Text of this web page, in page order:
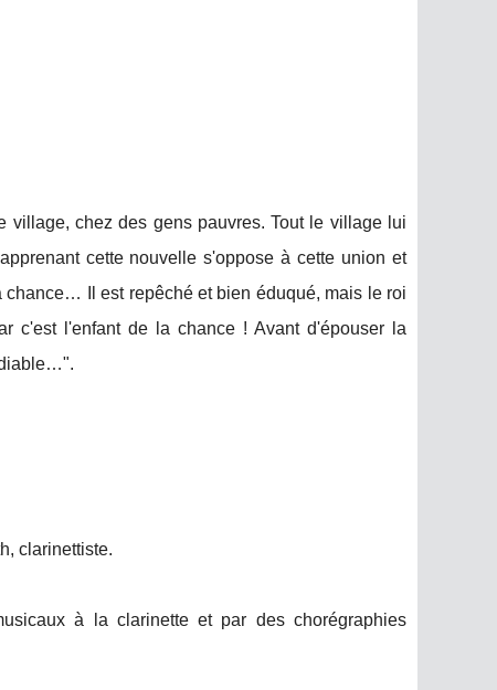
chez des gens pauvres. Tout le village lui
cette nouvelle s'oppose à cette union et
Il est repêché et bien éduqué, mais le roi
c'est l'enfant de la chance ! Avant d'épouser la
diable…".
clarinettiste.
à la clarinette et par des chorégraphies